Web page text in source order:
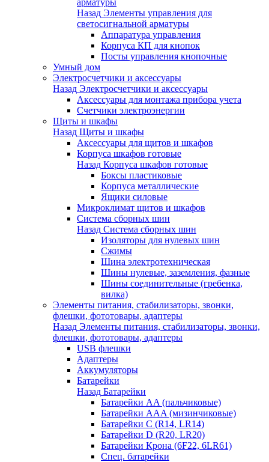
арматуры
Назад Элементы управления для
светосигнальной арматуры
Аппаратура управления
Корпуса КП для кнопок
Посты управления кнопочные
Умный дом
Электросчетчики и аксессуары
Назад Электросчетчики и аксессуары
Аксессуары для монтажа прибора учета
Счетчики электроэнергии
Щиты и шкафы
Назад Щиты и шкафы
Аксессуары для щитов и шкафов
Корпуса шкафов готовые
Назад Корпуса шкафов готовые
Боксы пластиковые
Корпуса металлические
Ящики силовые
Микроклимат щитов и шкафов
Система сборных шин
Назад Система сборных шин
Изоляторы для нулевых шин
Сжимы
Шина электротехническая
Шины нулевые, заземления, фазные
Шины соединительные (гребенка,
вилка)
Элементы питания, стабилизаторы, звонки,
флешки, фототовары, адаптеры
Назад Элементы питания, стабилизаторы, звонки,
флешки, фототовары, адаптеры
USB флешки
Адаптеры
Аккумуляторы
Батарейки
Назад Батарейки
Батарейки AA (пальчиковые)
Батарейки AAA (мизинчиковые)
Батарейки C (R14, LR14)
Батарейки D (R20, LR20)
Батарейки Крона (6F22, 6LR61)
Спец. батарейки